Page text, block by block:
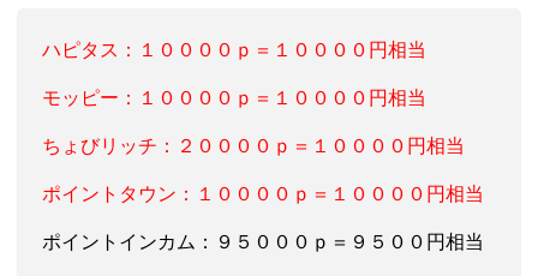
ハピタス：１００００ｐ＝１００００円相当
モッピー：１００００ｐ＝１００００円相当
ちょびリッチ：２００００ｐ＝１００００円相当
ポイントタウン：１００００ｐ＝１００００円相当
ポイントインカム：９５０００ｐ＝９５００円相当